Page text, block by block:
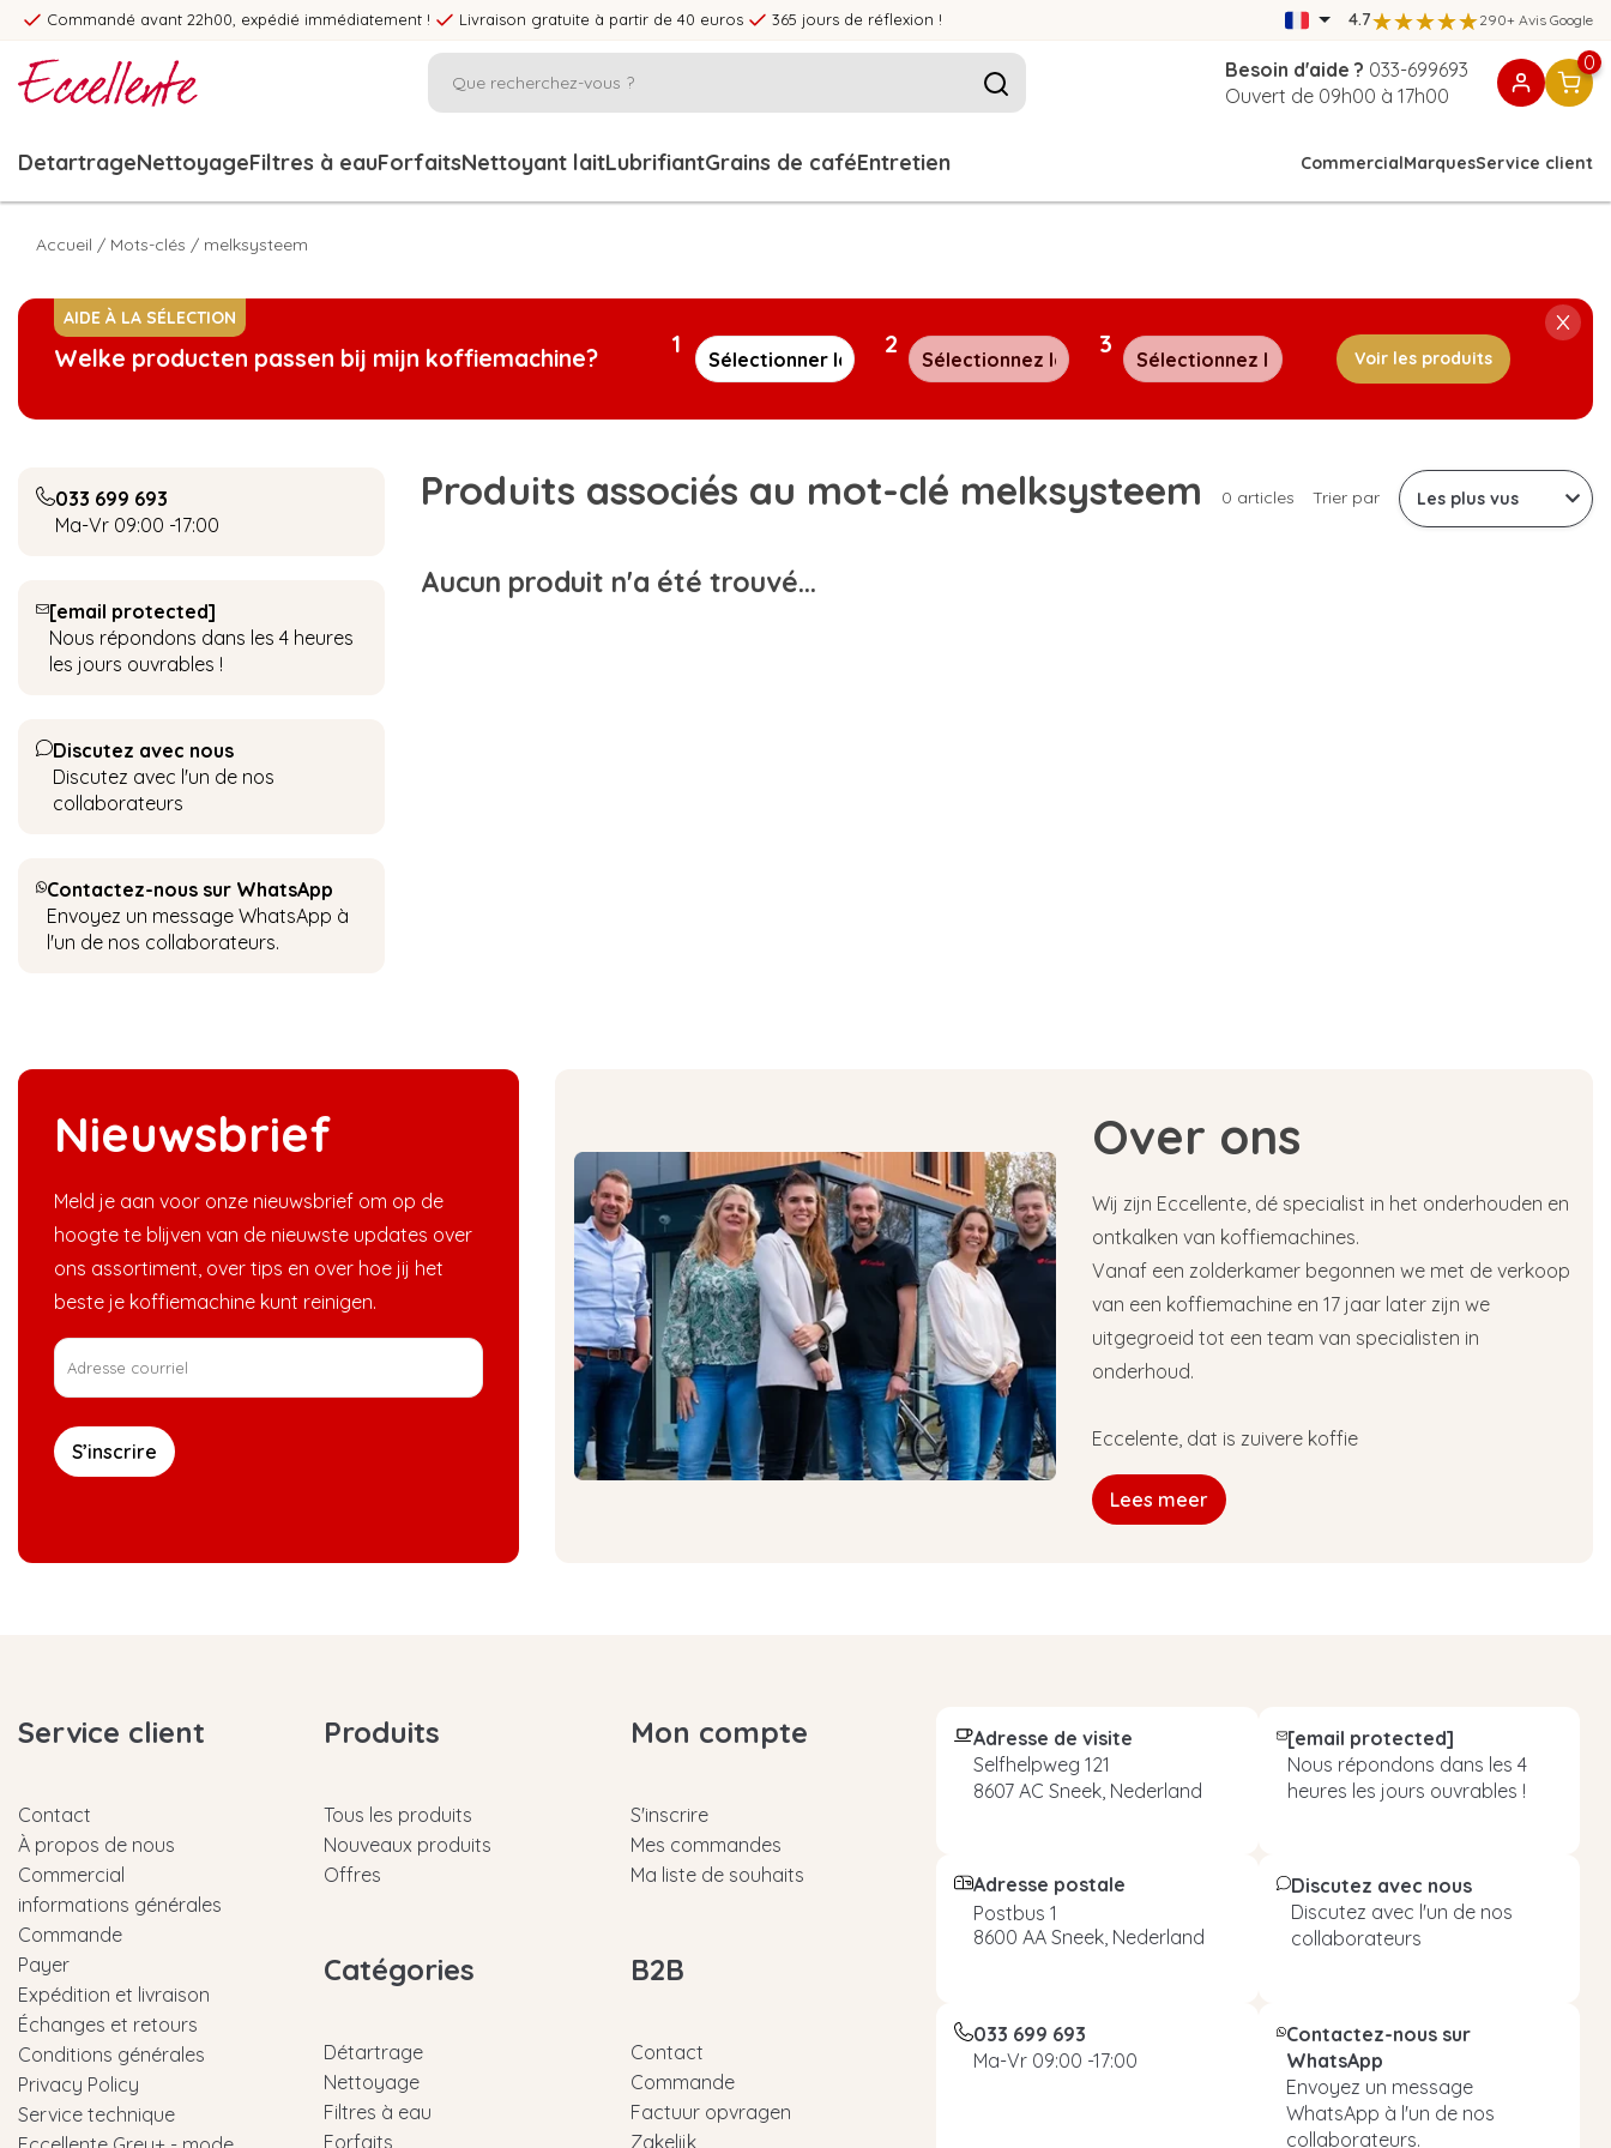
Commandé avant 22h00, expédié immédiatement ! Livraison gratuite à partir de 40 euros 365 jours de réflexion ! 4.7 290+ Avis Google
Besoin d'aide ? 033-699693
Ouvert de 09h00 à 17h00
0
DetartrageNettoyageFiltres à eauForfaitsNettoyant laitLubrifiantGrains de caféEntretien CommercialMarquesService client
Accueil / Mots-clés / melksysteem
AIDE À LA SÉLECTION
Welke producten passen bij mijn koffiemachine? 1 2 3 Voir les produits
033 699 693
Ma-Vr 09:00 -17:00
[email protected]
Nous répondons dans les 4 heures
les jours ouvrables !
Discutez avec nous
Discutez avec l'un de nos
collaborateurs
Contactez-nous sur WhatsApp
Envoyez un message WhatsApp à
l'un de nos collaborateurs.
Produits associés au mot-clé melksysteem 0 articles Trier par
Aucun produit n'a été trouvé...
Nieuwsbrief
Meld je aan voor onze nieuwsbrief om op de
hoogte te blijven van de nieuwste updates over
ons assortiment, over tips en over hoe jij het
beste je koffiemachine kunt reinigen.
S’inscrire
Over ons
Wij zijn Eccellente, dé specialist in het onderhouden en
ontkalken van koffiemachines.
Vanaf een zolderkamer begonnen we met de verkoop
van een koffiemachine en 17 jaar later zijn we
uitgegroeid tot een team van specialisten in
onderhoud.
Eccelente, dat is zuivere koffie
Lees meer
Service client
Contact
À propos de nous
Commercial
informations générales
Commande
Payer
Expédition et livraison
Échanges et retours
Conditions générales
Privacy Policy
Service technique
Produits
Tous les produits
Nouveaux produits
Offres
Catégories
Détartrage
Nettoyage
Filtres à eau
Forfaits
Mon compte
S'inscrire
Mes commandes
Ma liste de souhaits
B2B
Contact
Commande
Factuur opvragen
Zakelijk
Adresse de visite
Selfhelpweg 121
8607 AC Sneek, Nederland
[email protected]
Nous répondons dans les 4
heures les jours ouvrables !
Adresse postale
Postbus 1
8600 AA Sneek, Nederland
Discutez avec nous
Discutez avec l'un de nos
collaborateurs
033 699 693
Ma-Vr 09:00 -17:00
Contactez-nous sur
WhatsApp
Envoyez un message
WhatsApp à l'un de nos
collaborateurs.